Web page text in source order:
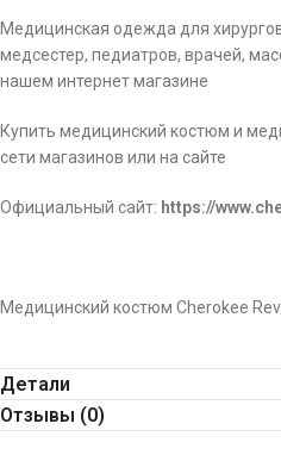
Медицинская одежда для
медсестер, педиатров, врачей,
нашем интернет магазине
Купить медицинский костюм и
сети магазинов или на сайте
Официальный сайт: https://
Медицинский костюм Cherokee
Детали
Отзывы (0)